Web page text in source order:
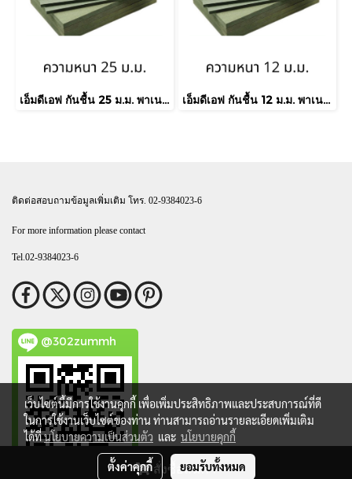
สั่งซื้อสินค้า
เอ็มดีเอฟ กันชื้น 25 ม.ม. พาเนลพลัส / MDF-HMR E1 เอ็มดีเอฟ กันชื้น 12 ม.ม. พาเนลพลัส / MDF-HMR E1
ติดต่อสอบถามข้อมูลเพิ่มเติม โทร. 02-9384023-6
For more information please contact
Tel.02-9384023-6
@302zummh
เว็บไซต์นี้มีการใช้งานคุกกี้ เพื่อเพิ่มประสิทธิภาพและประสบการณ์ที่ดี
ในการใช้งานเว็บไซต์ของท่าน ท่านสามารถอ่านรายละเอียดเพิ่มเติม
ได้ที่นโยบายความเป็นส่วนตัว และ นโยบายคุกกี้
ตั้งค่าคุกกี้ ยอมรับทั้งหมด